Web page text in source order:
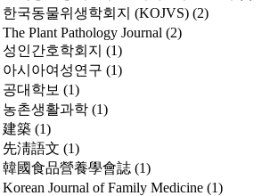
한국동물위생학회지 (KOJVS) (2)
The Plant Pathology Journal (2)
성인간호학회지 (1)
아시아여성연구 (1)
공대학보 (1)
농촌생활과학 (1)
建築 (1)
先淸語文 (1)
韓國食品營養學會誌 (1)
Korean Journal of Family Medicine (1)